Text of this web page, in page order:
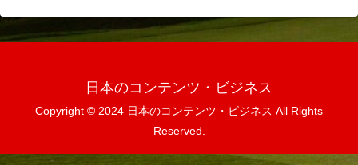
日本のコンテンツ・ビジネス
Copyright © 2024 日本のコンテンツ・ビジネス All Rights
Reserved.